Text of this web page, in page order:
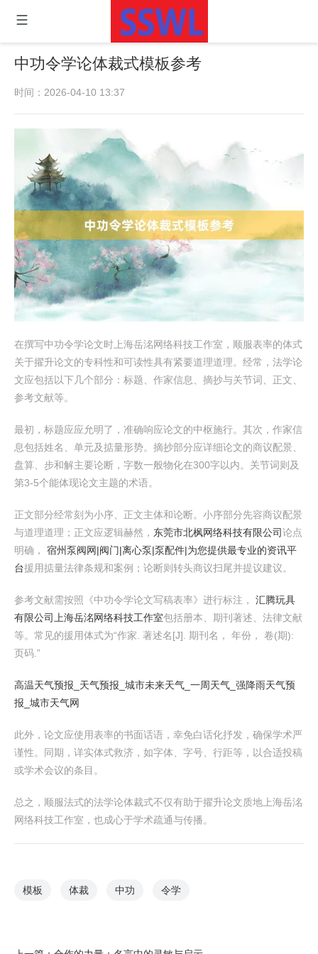
中功令学论体裁式模板参考
时间：2026-04-10 13:37
在撰写中功令学论文时上海岳洺网络科技工作室，顺服表率的体式
关于擢升论文的专科性和可读性具有紧要道理道理。经常，法学论
文应包括以下几个部分：标题、作家信息、摘抄与关节词、正文、
参考文献等。
最初，标题应应允明了，准确响应论文的中枢施行。其次，作家信
息包括姓名、单元及掂量形势。摘抄部分应详细论文的商议配景、
盘算、步和解主要论断，字数一般物化在300字以内。关节词则及
第3-5个能体现论文主题的术语。
正文部分经常刻为小序、正文主体和论断。小序部分先容商议配景
与道理道理；正文应逻辑赫然， 东莞市北枫网络科技有限公司论点
明确， 宿州泵阀网|阀门|离心泵|泵配件|为您提供最专业的资讯平
台援用掂量法律条规和案例；论断则转头商议扫尾并提议建议。
参考文献需按照《中功令学论文写稿表率》进行标注， 汇腾玩具
有限公司
上海岳洺网络科技工作室包括册本、期刊著述、法律文献
等。常见的援用体式为“作家. 著述名[J]. 期刊名， 年份， 卷(期):
页码.”
高温天气预报_天气预报_城市未来天气_一周天气_强降雨天气预
报_城市天气网
此外，论文应使用表率的书面话语，幸免白话化抒发，确保学术严
谨性。同期，详实体式救济，如字体、字号、行距等，以合适投稿
或学术会议的条目。
总之，顺服法式的法学论体裁式不仅有助于擢升论文质地上海岳洺
网络科技工作室，也成心于学术疏通与传播。
模板 体裁 中功 令学